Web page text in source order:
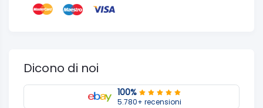
Dicono di noi
100%
5.780+ recensioni